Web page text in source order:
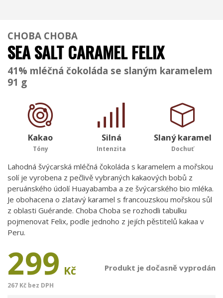
CHOBA CHOBA
SEA SALT CARAMEL FELIX
41% mléčná čokoláda se slaným karamelem
91 g
Kakao
Tóny
Silná
Intenzita
Slaný karamel
Dochuť
Lahodná švýcarská mléčná čokoláda s karamelem a mořskou
solí je vyrobena z pečlivě vybraných kakaových bobů z
peruánského údolí Huayabamba a ze švýcarského bio mléka.
Je obohacena o zlatavý karamel s francouzskou mořskou sůl
z oblasti Guérande. Choba Choba se rozhodli tabulku
pojmenovat Felix, podle jednoho z jejích pěstitelů kakaa v
Peru.
299 Kč
267 Kč bez DPH
Produkt je dočasně vyprodán